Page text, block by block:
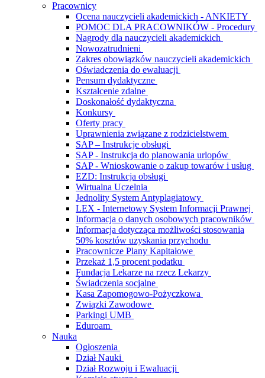
Pracownicy
Ocena nauczycieli akademickich - ANKIETY
POMOC DLA PRACOWNIKÓW - Procedury
Nagrody dla nauczycieli akademickich
Nowozatrudnieni
Zakres obowiązków nauczycieli akademickich
Oświadczenia do ewaluacji
Pensum dydaktyczne
Kształcenie zdalne
Doskonałość dydaktyczna
Konkursy
Oferty pracy
Uprawnienia związane z rodzicielstwem
SAP – Instrukcje obsługi
SAP - Instrukcja do planowania urlopów
SAP - Wnioskowanie o zakup towarów i usług
EZD: Instrukcja obsługi
Wirtualna Uczelnia
Jednolity System Antyplagiatowy
LEX - Internetowy System Informacji Prawnej
Informacja o danych osobowych pracowników
Informacja dotycząca możliwości stosowania
50% kosztów uzyskania przychodu
Pracownicze Plany Kapitałowe
Przekaż 1,5 procent podatku
Fundacja Lekarze na rzecz Lekarzy
Świadczenia socjalne
Kasa Zapomogowo-Pożyczkowa
Związki Zawodowe
Parkingi UMB
Eduroam
Nauka
Ogłoszenia
Dział Nauki
Dział Rozwoju i Ewaluacji